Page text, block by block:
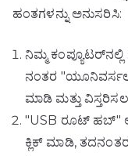
ಹಂತಗಳನ್ನು ಅನುಸರಿಸಿ:
ನಿಮ್ಮ ಕಂಪ್ಯೂಟರ್‌ನಲ್ಲಿ
ನಂತರ
ಮಾಡಿ ಮತ್ತು
"USB ರೂಟ್ ಹಬ್"
ಕ್ಲಿಕ್ ಮಾಡಿ,